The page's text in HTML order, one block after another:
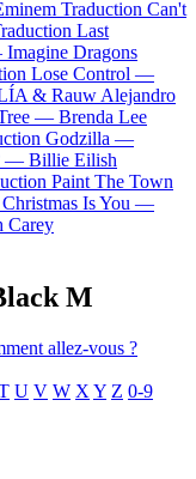
Traduction Can't
Last
Imagine Dragons
Lose Control —
& Rauw Alejandro
— Brenda Lee
Godzilla —
— Billie Eilish
Paint The Town
Is You —
Carey
M
allez-vous ?
U V W X Y Z 0-9